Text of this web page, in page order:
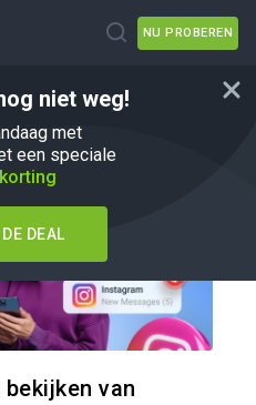
NU PROBEREN
niet weg!
met
een speciale
DEAL
van